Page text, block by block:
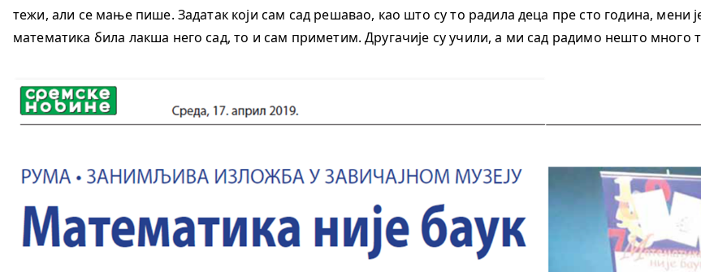
тежи, али се мање пише. Задатак који сам сад решавао, као што су то радила деца пре сто година, мени
математика била лакша него сад, то и сам приметим. Другачије су учили, а ми сад радимо нешто много